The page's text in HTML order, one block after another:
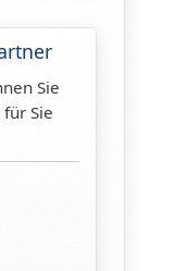
Sie
Sie